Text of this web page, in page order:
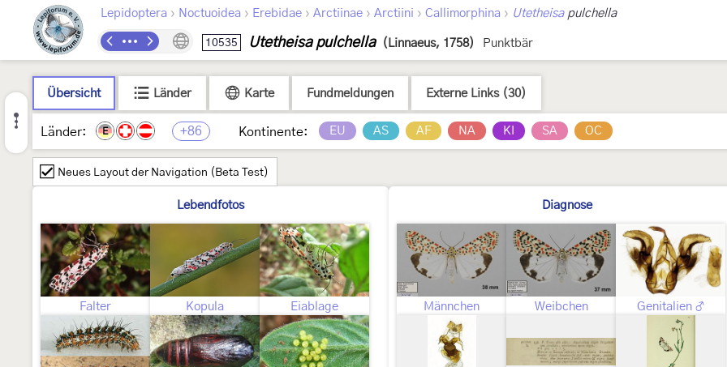
Lepidoptera › Noctuoidea › Erebidae › Arctiinae › Arctiini › Callimorphina › Utetheisapulchella
10535 Utetheisa pulchella (Linnaeus, 1758) Punktbär
Übersicht Länder Karte Fundmeldungen Externe Links (30)
Länder: E +86 Kontinente: EU AS AF NA KI SA OC
Neues Layout der Navigation (Beta Test)
Lebendfotos
Falter Kopula Eiablage
Diagnose
Männchen Weibchen Genitalien ♂